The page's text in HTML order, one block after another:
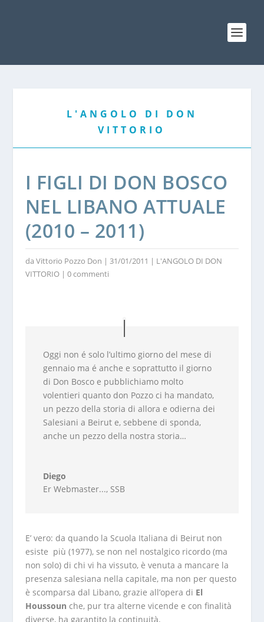
L'ANGOLO DI DON
VITTORIO
I FIGLI DI DON BOSCO
NEL LIBANO ATTUALE
(2010 – 2011)
da Vittorio Pozzo Don | 31/01/2011 | L'ANGOLO DI DON
VITTORIO| 0 commenti
Oggi non é solo l’ultimo giorno del mese di
gennaio ma é anche e soprattutto il giorno
di Don Bosco e pubblichiamo molto
volentieri quanto don Pozzo ci ha mandato,
un pezzo della storia di allora e odierna dei
Salesiani a Beirut e, sebbene di sponda,
anche un pezzo della nostra storia…
Diego
Er Webmaster..., SSB
E’ vero: da quando la Scuola Italiana di Beirut non
esiste più (1977), se non nel nostalgico ricordo (ma
non solo) di chi vi ha vissuto, è venuta a mancare la
presenza salesiana nella capitale, ma non per questo
è scomparsa dal Libano, grazie all’opera di El
Houssoun che, pur tra alterne vicende e con finalità
diverse, ha garantito la continuità.